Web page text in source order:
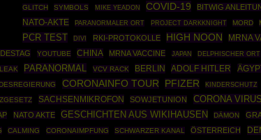
GLITCH
SYMBOLS MIKE YEADON COVID-19 BITWIG
NATO-AKTE PARANORMALER ORT PROJECT DARKKNIGHT MORD
PCR TEST DIVI RKI-PROTOKOLLE HIGH NOON MRNA
YOUTUBE CHINA MRNA VACCINE JAPAN DELPHISCHER ORT
LEAK PARANORMAL VCV RACK BERLIN ADOLF HITLER
CORONAINFO TOUR PFIZER KINDERSCHUTZ
SACHSENMIKROFON SOWJETUNION CORONA VIRUS
NATO AKTE GESCHICHTEN AUS WIKIHAUSEN DÄMON
CALMING CORONAIMPFUNG SCHWARZER KANAL ÖSTERREICH